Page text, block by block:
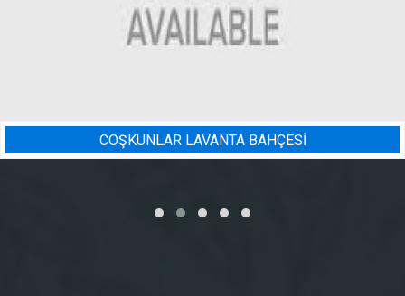
BADEM BAHÇESI SULAMA